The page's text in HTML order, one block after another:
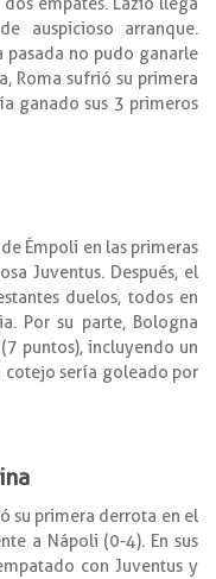
auspicioso arranque.
pasada no pudo ganarle
Roma sufrió su primera
ganado sus 3 primeros
Émpoli en las primeras
Juventus. Después, el
duelos, todos en
Por su parte, Bologna
puntos), incluyendo un
cotejo sería goleado por
su primera derrota en el
a Nápoli (0-4). En sus
con Juventus y